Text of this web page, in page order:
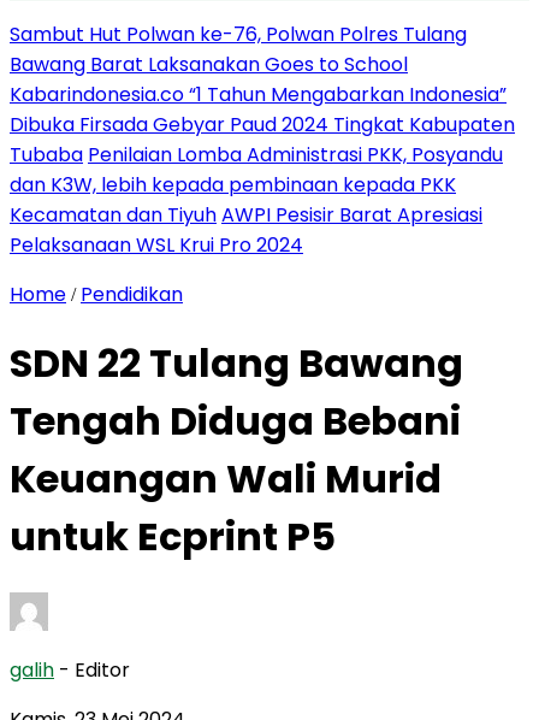
Sambut Hut Polwan ke-76, Polwan Polres Tulang
Bawang Barat Laksanakan Goes to School
Kabarindonesia.co “1 Tahun Mengabarkan Indonesia”
Dibuka Firsada Gebyar Paud 2024 Tingkat Kabupaten
Tubaba Penilaian Lomba Administrasi PKK, Posyandu
dan K3W, lebih kepada pembinaan kepada PKK
Kecamatan dan TiyuhAWPI Pesisir Barat Apresiasi
Pelaksanaan WSL Krui Pro 2024
Home / Pendidikan
SDN 22 Tulang Bawang
Tengah Diduga Bebani
Keuangan Wali Murid
untuk Ecprint P5
galih - Editor